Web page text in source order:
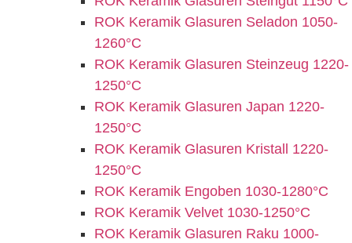
ROK Keramik Glasuren Seladon 1050-
1260°C
ROK Keramik Glasuren Steinzeug 1220-
1250°C
ROK Keramik Glasuren Japan 1220-
1250°C
ROK Keramik Glasuren Kristall 1220-
1250°C
ROK Keramik Engoben 1030-1280°C
ROK Keramik Velvet 1030-1250°C
ROK Keramik Glasuren Raku 1000-